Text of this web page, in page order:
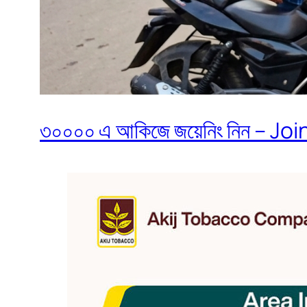
৩০০০০ এ আকিজে জয়েনিং নিন –